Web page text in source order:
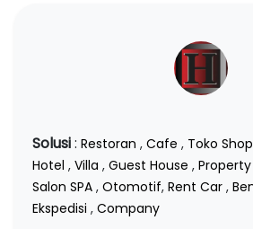
Solusi: Restoran , Cafe , Toko Shop
Hotel , Villa , Guest House , Property
Salon SPA , Otomotif, Rent Car ,
Ekspedisi , Company